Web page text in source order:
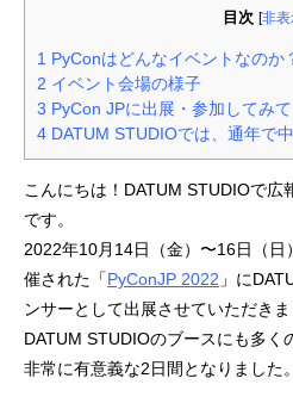
目次 [非
1 PyConはどんなイベントなのか
2 イベント会場の様子
3 PyCon JPに出展・参加してみて
4 DATUM STUDIOでは、通年で
こんにちは！DATUM STUDIOで広
です。
2022年10月14日（金）〜16日（日
催された「PyConJP 2022 」に
ンサーとして出展させていただきま
DATUM STUDIOのブースにも多く
非常に有意義な2日間となりました。